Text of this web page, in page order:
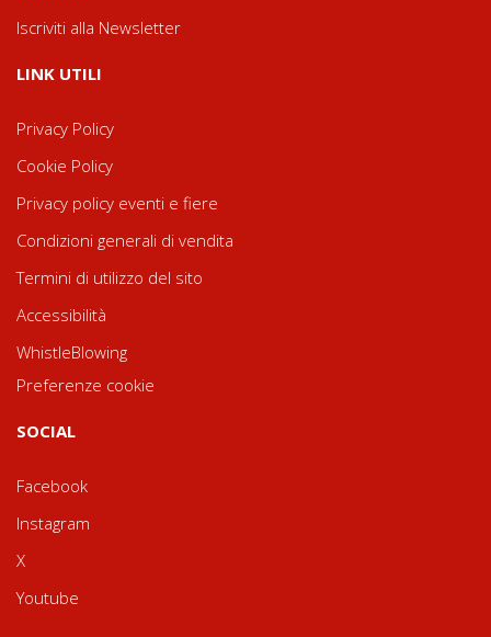
Iscriviti alla Newsletter
LINK UTILI
Privacy Policy
Cookie Policy
Privacy policy eventi e fiere
Condizioni generali di vendita
Termini di utilizzo del sito
Accessibilità
WhistleBlowing
Preferenze cookie
SOCIAL
Facebook
Instagram
X
Youtube